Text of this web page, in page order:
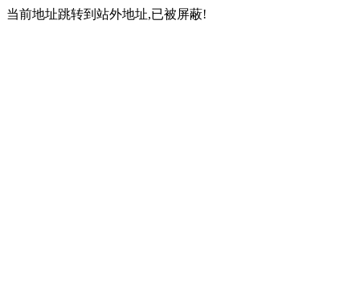
当前地址跳转到站外地址,已被屏蔽!